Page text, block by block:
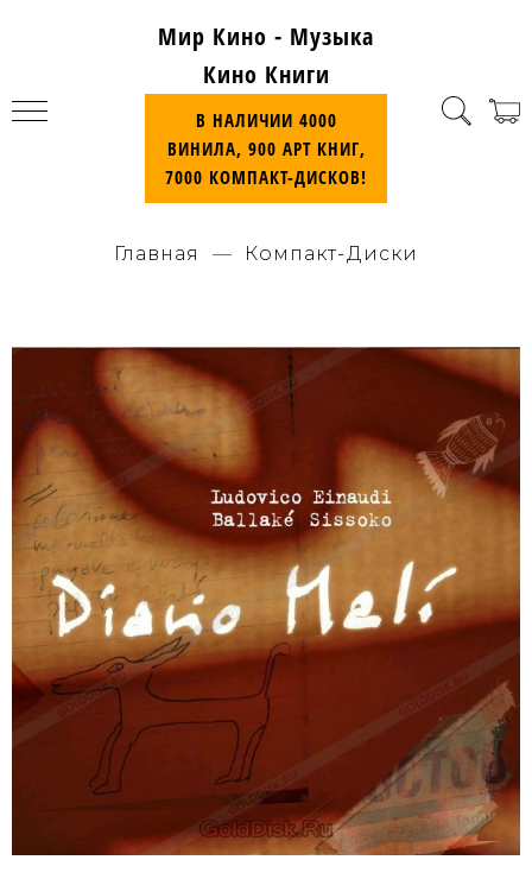
Мир Кино - Музыка
Кино Книги
В НАЛИЧИИ 4000
ВИНИЛА, 900 АРТ КНИГ,
7000 КОМПАКТ-ДИСКОВ!
Главная Компакт-Диски